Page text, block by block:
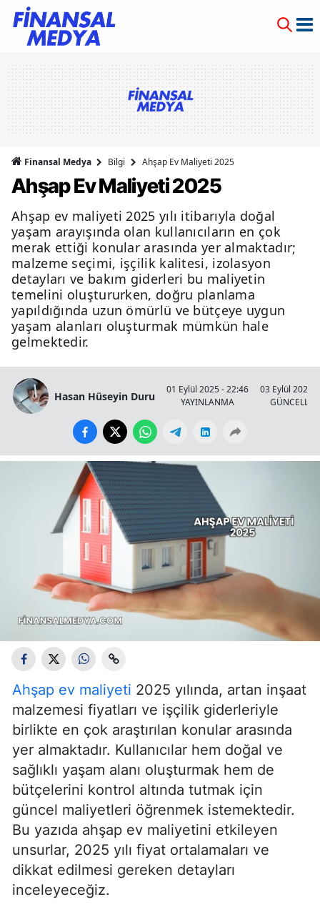
Finansal Medya Bilgi Ahşap Ev Maliyeti 2025
Ahşap Ev Maliyeti 2025
Ahşap ev maliyeti 2025 yılı itibarıyla doğal
yaşam arayışında olan kullanıcıların en çok
merak ettiği konular arasında yer almaktadır;
malzeme seçimi, işçilik kalitesi, izolasyon
detayları ve bakım giderleri bu maliyetin
temelini oluştururken, doğru planlama
yapıldığında uzun ömürlü ve bütçeye uygun
yaşam alanları oluşturmak mümkün hale
gelmektedir.
Hasan Hüseyin Duru
01 Eylül 2025 - 22:46
YAYINLANMA
03 Eylül 2025
Ahşap ev maliyeti 2025 yılında, artan inşaat
malzemesi fiyatları ve işçilik giderleriyle
birlikte en çok araştırılan konular arasında
yer almaktadır. Kullanıcılar hem doğal ve
sağlıklı yaşam alanı oluşturmak hem de
bütçelerini kontrol altında tutmak için
güncel maliyetleri öğrenmek istemektedir.
Bu yazıda ahşap ev maliyetini etkileyen
unsurlar, 2025 yılı fiyat ortalamaları ve
dikkat edilmesi gereken detayları
inceleyeceğiz.